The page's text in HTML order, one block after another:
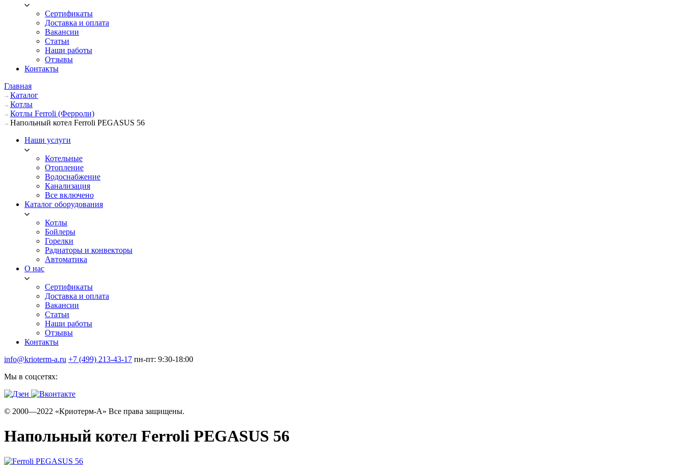
Сертификаты
Доставка и оплата
Вакансии
Статьи
Наши работы
Отзывы
Контакты
Главная
Каталог
Котлы
Котлы Ferroli (Ферроли)
Напольный котел Ferroli PEGASUS 56
Наши услуги
Котельные
Отопление
Водоснабжение
Канализация
Все включено
Каталог оборудования
Котлы
Бойлеры
Горелки
Радиаторы и конвекторы
Автоматика
О нас
Сертификаты
Доставка и оплата
Вакансии
Статьи
Наши работы
Отзывы
Контакты
info@krioterm-a.ru +7 (499) 213-43-17 пн-пт: 9:30-18:00
Мы в соцсетях:
© 2000—2022 «Криотерм-А» Все права защищены.
Напольный котел Ferroli PEGASUS 56